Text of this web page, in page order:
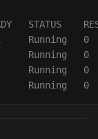
Running   0
1     Running
Running
1     Running